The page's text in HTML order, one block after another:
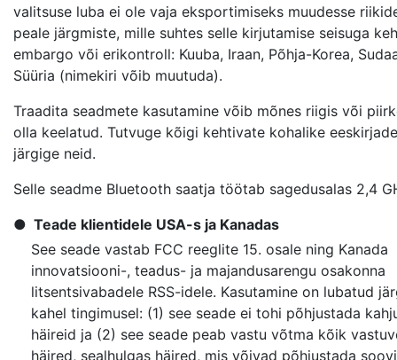
valitsuse luba ei ole vaja eksportimiseks muudesse
peale järgmiste, mille suhtes selle kirjutamise seisuga
embargo või erikontroll: Kuuba, Iraan, Põhja-Korea,
Süüria (nimekiri võib muutuda).
Traadita seadmete kasutamine võib mõnes riigis või
olla keelatud. Tutvuge kõigi kehtivate kohalike
järgige neid.
Selle seadme Bluetooth saatja töötab sagedusalas 2,4
Teade klientidele USA-s ja Kanadas
See seade vastab FCC reeglite 15. osale ning Kanada
innovatsiooni-, teadus- ja majandusarengu osakonna
litsentsivabadele RSS-idele. Kasutamine on lubatud
kahel tingimusel: (1) see seade ei tohi põhjustada
häireid ja (2) see seade peab vastu võtma kõik
häired, sealhulgas häired, mis võivad põhjustada